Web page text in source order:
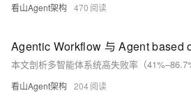
看山Agent架构 470
看山Agent架构 204